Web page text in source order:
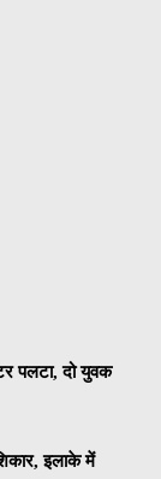
पलटा, दो युवक
इलाके में